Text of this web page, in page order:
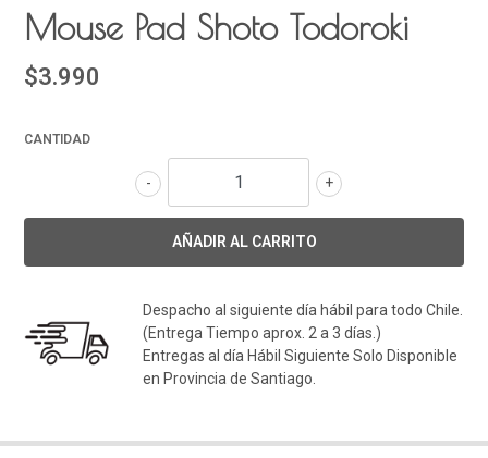
Mouse Pad Shoto Todoroki
$3.990
CANTIDAD
+
-
Despacho al siguiente día hábil para todo Chile.
(Entrega Tiempo aprox. 2 a 3 días.)
Entregas al día Hábil Siguiente Solo Disponible
en Provincia de Santiago.